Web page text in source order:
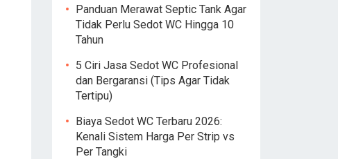
Panduan Merawat Septic Tank Agar
Tidak Perlu Sedot WC Hingga 10
Tahun
5 Ciri Jasa Sedot WC Profesional
dan Bergaransi (Tips Agar Tidak
Tertipu)
Biaya Sedot WC Terbaru 2026:
Kenali Sistem Harga Per Strip vs
Per Tangki